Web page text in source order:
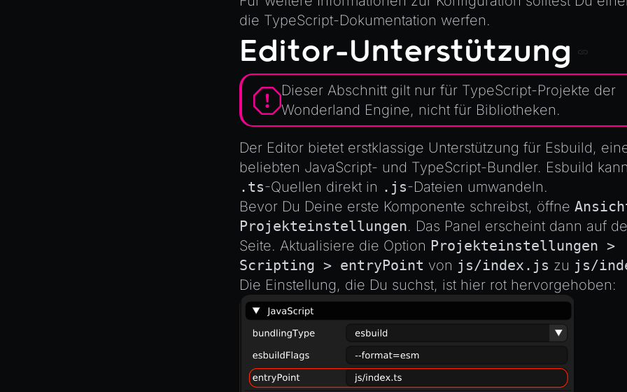
die TypeScript-Dokumentation werfen.
Editor-Unterstützung
Dieser Abschnitt gilt nur für TypeScript-Projekte der
Wonderland Engine, nicht für Bibliotheken.
Der Editor bietet erstklassige Unterstützung für Esbuild,
beliebten JavaScript- und TypeScript-Bundler. Esbuild
.ts-Quellen direkt in .js-Dateien umwandeln.
Bevor Du Deine erste Komponente schreibst, öffne
Projekteinstellungen. Das Panel erscheint dann auf
Seite. Aktualisiere die Option Projekteinstellungen >
Scripting > entryPoint von js/index.js zu js/
Die Einstellung, die Du suchst, ist hier rot hervorgehoben: